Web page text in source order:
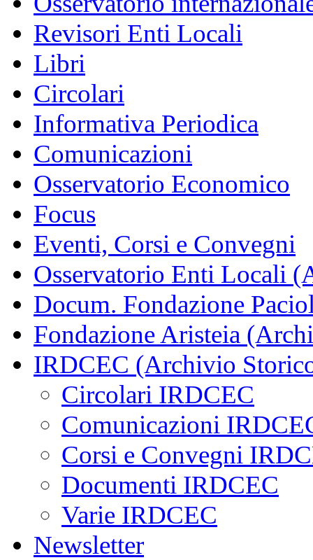
Revisori Enti Locali
Libri
Circolari
Informativa Periodica
Comunicazioni
Osservatorio Economico
Focus
Eventi, Corsi e Convegni
Osservatorio Enti Locali
Docum. Fondazione
Fondazione Aristeia
IRDCEC (Archivio
Circolari IRDCEC
Comunicazioni
Corsi e Convegni
Documenti IRDCEC
Varie IRDCEC
Newsletter